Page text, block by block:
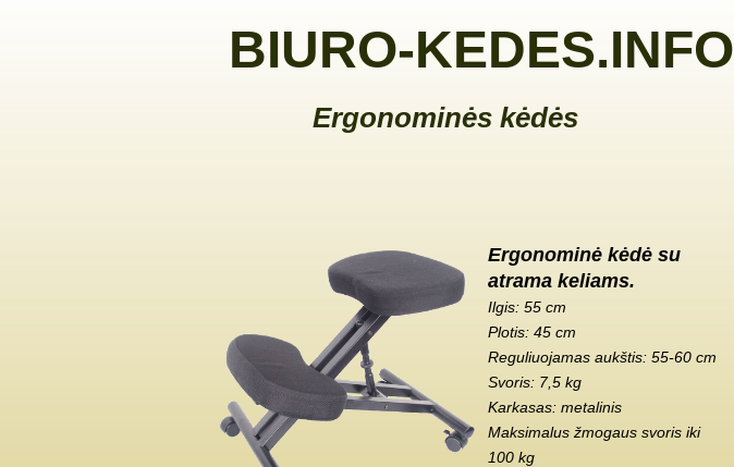
BIURO-KEDES.INFO
Ergonominės kėdės
Ergonominė kėdė su
atrama keliams.
Ilgis: 55 cm
Plotis: 45 cm
Reguliuojamas aukštis: 55-60 cm
Svoris: 7,5 kg
Karkasas: metalinis
Maksimalus žmogaus svoris iki
100 kg